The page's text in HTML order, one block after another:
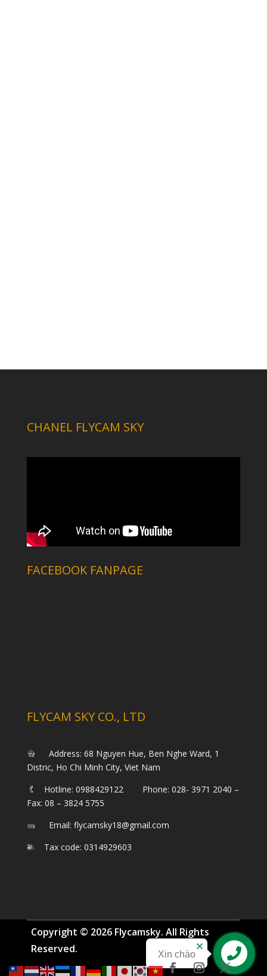
CHANEL FLYCAM SKY
FACEBOOK FANPAGE
FLYCAM SKY CO., LTD
Address: 68 Nguyen Hue, Ben Nghe Ward, 1
Distric, Ho Chi Minh City, Viet Nam
Hotline: 0988429122 Phone: 028- 3971 2040 –
Fax: 08 – 3824 5755
Email: flycamsky18@gmail.com
Tax code: 0314929603
Xin chào
Copyright © 2026 Flycamsky. All Rights
Reserved.